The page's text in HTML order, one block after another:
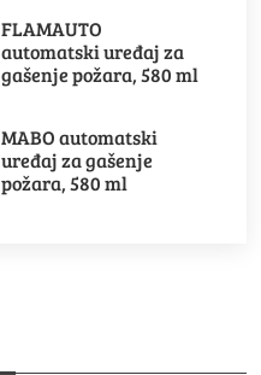
FLAMAUTO
automatski uređaj za
gašenje požara, 580 ml
MABO automatski
uređaj za gašenje
požara, 580 ml